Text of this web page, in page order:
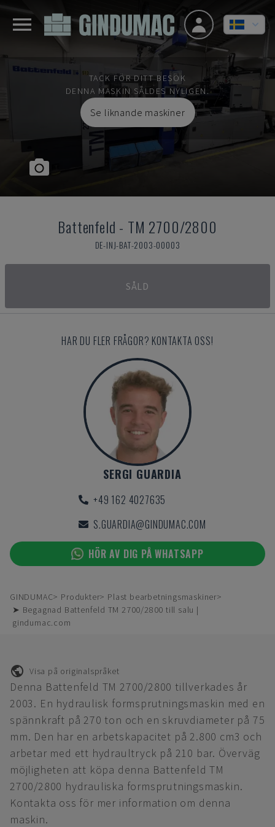
TACK FÖR DITT BESÖK
DENNA MASKIN SÅLDES NYLIGEN.
Se liknande maskiner
Battenfeld - TM 2700/2800
DE-INJ-BAT-2003-00003
SÅLD
HAR DU FLER FRÅGOR? KONTAKTA OSS!
SERGI GUARDIA
+49 162 4027635
S.GUARDIA@GINDUMAC.COM
HÖR AV DIG PÅ WHATSAPP
GINDUMAC Produkter
Plast bearbetningsmaskiner
➤ Begagnad Battenfeld TM 2700/2800 till salu |
gindumac.com
Visa på originalspråket
Denna Battenfeld TM 2700/2800 tillverkades år
2003. En hydraulisk formsprutningsmaskin med en
spännkraft på 270 ton och en skruvdiameter på 75
mm. Den har en arbetskapacitet på 2.800 cm3 och
arbetar med ett hydraultryck på 210 bar. Överväg
möjligheten att köpa denna Battenfeld TM
2700/2800 hydrauliska formsprutningsmaskin.
Kontakta oss för mer information om denna
maskin.